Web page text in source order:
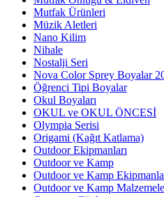
Mutfak Ürünleri
Müzik Aletleri
Nano Kilim
Nihale
Nostalji Seri
Nova Color Sprey Boyalar
Öğrenci Tipi Boyalar
Okul Boyaları
OKUL ve OKUL ÖNCESİ
Olympia Serisi
Origami (Kağıt Katlama)
Outdoor Ekipmanları
Outdoor ve Kamp
Outdoor ve Kamp
Outdoor ve Kamp